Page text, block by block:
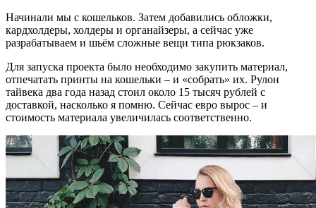
Начинали мы с кошельков. Затем добавились обложки,
кардхолдеры, холдеры и органайзеры, а сейчас уже
разрабатываем и шьём сложные вещи типа рюкзаков.
Для запуска проекта было необходимо закупить материал,
отпечатать принты на кошельки – и «собрать» их. Рулон
тайвека два года назад стоил около 15 тысяч рублей с
доставкой, насколько я помню. Сейчас евро вырос – и
стоимость материала увеличилась соответственно.